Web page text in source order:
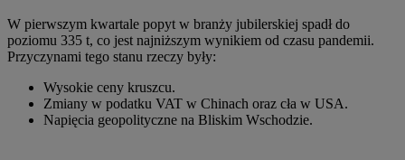
W pierwszym kwartale popyt w branży jubilerskiej spadł do
poziomu 335 t, co jest najniższym wynikiem od czasu pandemii.
Przyczynami tego stanu rzeczy były:
Wysokie ceny kruszcu.
Zmiany w podatku VAT w Chinach oraz cła w USA.
Napięcia geopolityczne na Bliskim Wschodzie.